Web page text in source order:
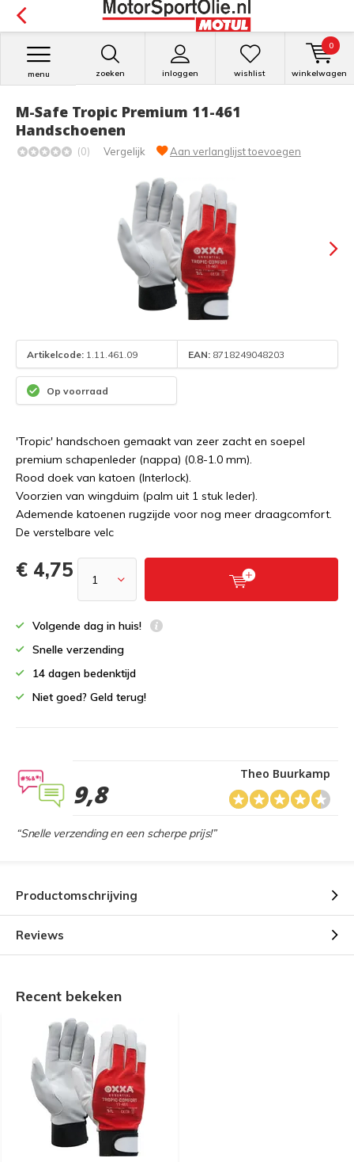
zoeken inloggen
menu wishlist winkelwagen
0
M-Safe Tropic Premium 11-461
Handschoenen
(0) Vergelijk Aan verlanglijst toevoegen
Artikelcode: 1.11.461.09 EAN: 8718249048203
Op voorraad
'Tropic' handschoen gemaakt van zeer zacht en soepel
premium schapenleder (nappa) (0.8-1.0 mm).
Rood doek van katoen (Interlock).
Voorzien van wingduim (palm uit 1 stuk leder).
Ademende katoenen rugzijde voor nog meer draagcomfort.
De verstelbare velc
€ 4,75
Volgende dag in huis!
Snelle verzending
14 dagen bedenktijd
Niet goed? Geld terug!
9,8
Theo Buurkamp
“Snelle verzending en een scherpe prijs!”
Productomschrijving
Reviews
Recent bekeken